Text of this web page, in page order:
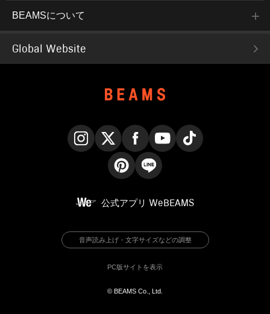
BEAMSについて
Global Website
公式アプリ WeBEAMS
音声読み上げ・文字サイズなどの調整
PC版サイトを表示
© BEAMS Co., Ltd.